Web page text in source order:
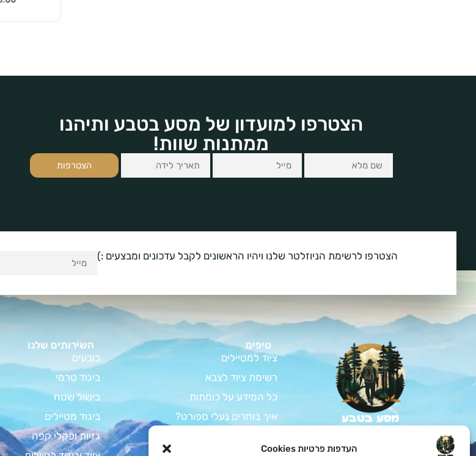
העדפות פרטיות Cookies
הצטרפו למועדון של מסע בטבע ותיהנו
ממתנות שוות!
הצטרפות
הצטרפו לרשימת הניוזלטר שלנו ויהיו הראשונים לקבל עדכונים ומבצעים :)
צאו למסע בלתי נשכח
טיפים
ציוד למטיילים
רשימת ציוד לצבא
כל המידע על כומתות
איך בוחרים נעלי ספורט?
השירותים שלנו
כובעים
ביגוד טרמי
בישול שטח
ביגוד מטיילים
גזיות ופקלי קפה